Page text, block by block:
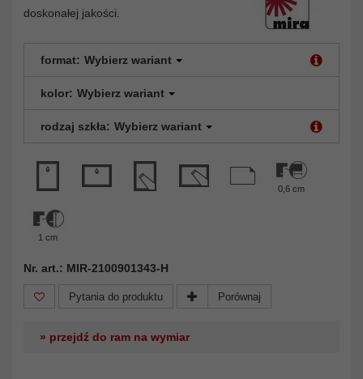
doskonałej jakości.
format: Wybierz wariant
kolor: Wybierz wariant
rodzaj szkła: Wybierz wariant
0,6 cm
1 cm
Nr. art.: MIR-2100901343-H
Pytania do produktu Porównaj
» przejdź do ram na wymiar